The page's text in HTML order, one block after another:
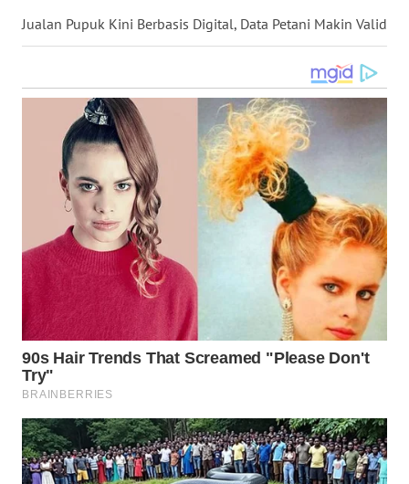
Jualan Pupuk Kini Berbasis Digital, Data Petani Makin Valid
WN
KALBAR
WN
KALTENG
WN
KALTARA
WN
KALSEL
WN
KALTIM
WN
SULSEL
WN
GORONTALO